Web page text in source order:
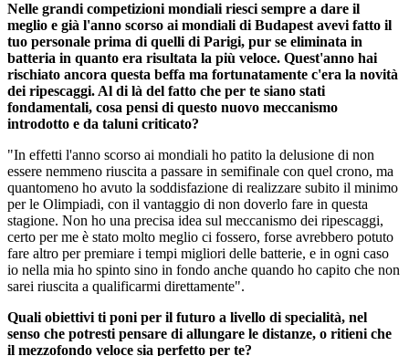
Nelle grandi competizioni mondiali riesci sempre a dare il
meglio e già l'anno scorso ai mondiali di Budapest avevi fatto il
tuo personale prima di quelli di Parigi, pur se eliminata in
batteria in quanto era risultata la più veloce. Quest'anno hai
rischiato ancora questa beffa ma fortunatamente c'era la novità
dei ripescaggi. Al di là del fatto che per te siano stati
fondamentali, cosa pensi di questo nuovo meccanismo
introdotto e da taluni criticato?
"In effetti l'anno scorso ai mondiali ho patito la delusione di non
essere nemmeno riuscita a passare in semifinale con quel crono, ma
quantomeno ho avuto la soddisfazione di realizzare subito il minimo
per le Olimpiadi, con il vantaggio di non doverlo fare in questa
stagione. Non ho una precisa idea sul meccanismo dei ripescaggi,
certo per me è stato molto meglio ci fossero, forse avrebbero potuto
fare altro per premiare i tempi migliori delle batterie, e in ogni caso
io nella mia ho spinto sino in fondo anche quando ho capito che non
sarei riuscita a qualificarmi direttamente".
Quali obiettivi ti poni per il futuro a livello di specialità, nel
senso che potresti pensare di allungare le distanze, o ritieni che
il mezzofondo veloce sia perfetto per te?